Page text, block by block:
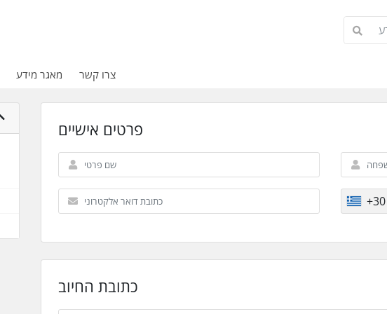
מאגר מידע צרו קשר
פרטים אישיים
+30
כתובת החיוב